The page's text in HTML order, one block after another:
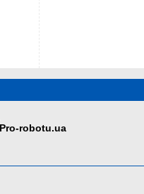
Pro-robotu.ua